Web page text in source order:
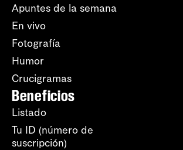
Apuntes de la semana
En vivo
Fotografía
Humor
Crucigramas
Beneficios
Listado
Tu ID (número de
suscripción)